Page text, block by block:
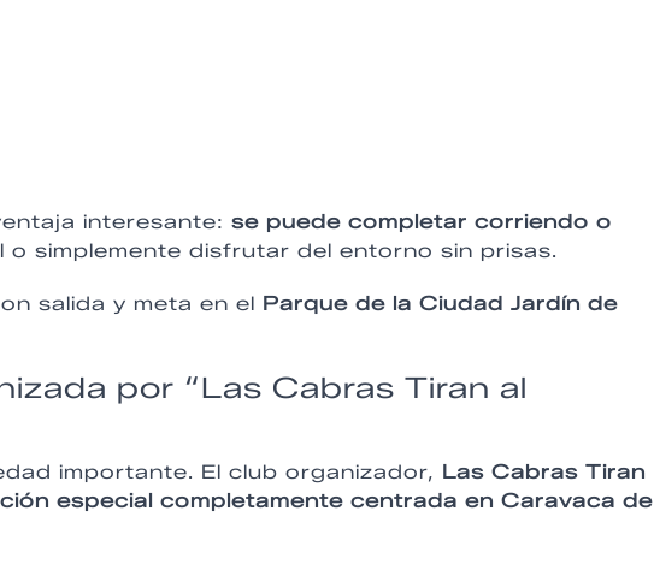
interesante: se puede completar corriendo o
o simplemente disfrutar del entorno sin prisas.
salida y meta en el Parque de la Ciudad Jardín de
por “Las Cabras Tiran al
importante. El club organizador, Las Cabras Tiran
especial completamente centrada en Caravaca de